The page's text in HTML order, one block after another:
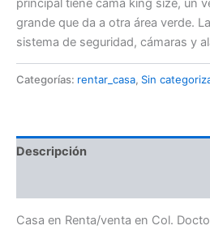
principal tiene cama king size, un
grande que da a otra área verde.
sistema de seguridad, cámaras y
Categorías: rentar_casa, Sin
Descripción
Casa en Renta/venta en Col.